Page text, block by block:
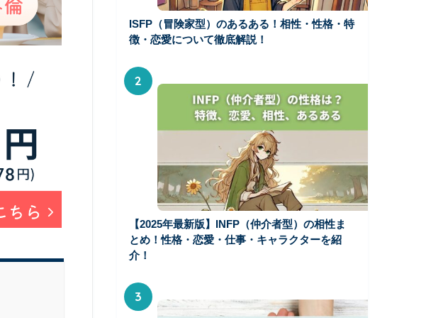
ISFP（冒険家型）のあるある！相性・性格・特
徴・恋愛について徹底解説！
2
【2025年最新版】INFP（仲介者型）の相性ま
とめ！性格・恋愛・仕事・キャラクターを紹
介！
3